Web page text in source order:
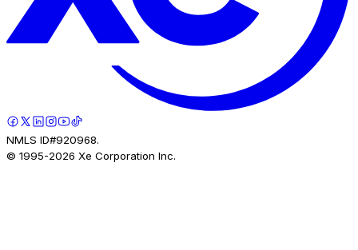
NMLS ID#920968.
© 1995-2026 Xe Corporation Inc.